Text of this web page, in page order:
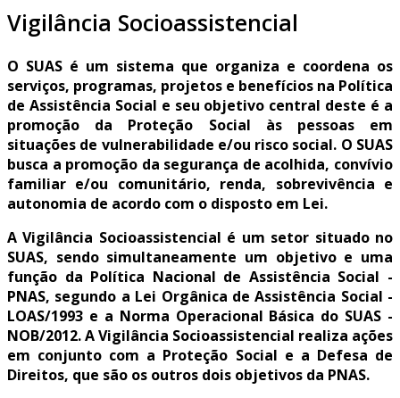
Vigilância Socioassistencial
O SUAS é um sistema que organiza e coordena os
serviços, programas, projetos e benefícios na Política
de Assistência Social e seu objetivo central deste é a
promoção da Proteção Social às pessoas em
situações de vulnerabilidade e/ou risco social. O SUAS
busca a promoção da segurança de acolhida, convívio
familiar e/ou comunitário, renda, sobrevivência e
autonomia de acordo com o disposto em Lei.
A Vigilância Socioassistencial é um setor situado no
SUAS, sendo simultaneamente um objetivo e uma
função da Política Nacional de Assistência Social -
PNAS, segundo a Lei Orgânica de Assistência Social -
LOAS/1993 e a Norma Operacional Básica do SUAS -
NOB/2012. A Vigilância Socioassistencial realiza ações
em conjunto com a Proteção Social e a Defesa de
Direitos, que são os outros dois objetivos da PNAS.